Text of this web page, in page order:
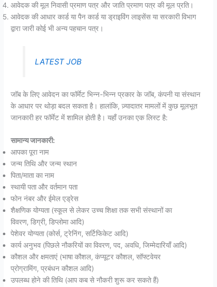
आवेदक की मूल निवासी प्रमाण पत्र और जाति प्रमाण पत्र की मूल प्रति।
आवेदक की आधार कार्ड या पैन कार्ड या ड्राइविंग लाइसेंस या सरकारी विभाग
द्वारा जारी कोई भी अन्य पहचान पत्र।
LATEST JOB
जॉब के लिए आवेदन का फॉर्मेट भिन्न-भिन्न प्रकार के जॉब, कंपनी या संस्थान
के आधार पर थोड़ा बदल सकता है। हालांकि, ज़्यादातर मामलों में कुछ मूलभूत
जानकारी हर फॉर्मेट में शामिल होती है। यहाँ उनका एक लिस्ट है:
सामान्य जानकारी:
आपका पूरा नाम
जन्म तिथि और जन्म स्थान
पिता/माता का नाम
स्थायी पता और वर्तमान पता
फोन नंबर और ईमेल एड्रेस
शैक्षणिक योग्यता (स्कूल से लेकर उच्च शिक्षा तक सभी संस्थानों का
विवरण, डिग्री, डिप्लोमा आदि)
पेशेवर योग्यता (कोर्स, ट्रेनिंग, सर्टिफिकेट आदि)
कार्य अनुभव (पिछले नौकरियों का विवरण, पद, अवधि, जिम्मेदारियाँ आदि)
कौशल और क्षमताएं (भाषा कौशल, कंप्यूटर कौशल, सॉफ्टवेयर
प्रोग्रामिंग, प्रबंधन कौशल आदि)
उपलब्ध होने की तिथि (आप कब से नौकरी शुरू कर सकते हैं)